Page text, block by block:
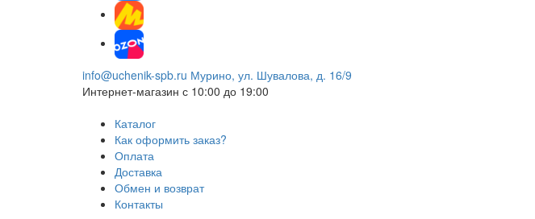
info@uchenik-spb.ru Мурино, ул. Шувалова, д. 16/9
Интернет-магазин с 10:00 до 19:00
Каталог
Как оформить заказ?
Оплата
Доставка
Обмен и возврат
Контакты